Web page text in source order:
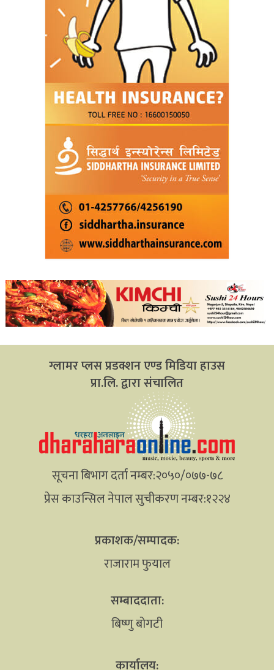
ग्लामर प्लस प्रडक्शन एण्ड मिडिया हाउस
प्रा.लि. द्वारा संचालित
सूचना बिभाग दर्ता नम्बर:२०५०/०७७-७८
प्रेस काउन्सिल नेपाल सुचीकरण नम्बर:१२२४
प्रकाशक/सम्पादक:
राजाराम फुयाल
सम्बाददाता:
बिष्णु बोगटी
कार्यालय: